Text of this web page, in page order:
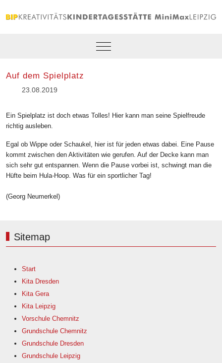
Mobile Menu Toggle
Auf dem Spielplatz
23.08.2019
Ein Spielplatz ist doch etwas Tolles! Hier kann man seine Spielfreude
richtig ausleben.
Egal ob Wippe oder Schaukel, hier ist für jeden etwas dabei. Eine Pause
kommt zwischen den Aktivitäten wie gerufen. Auf der Decke kann man
sich sehr gut entspannen. Wenn die Pause vorbei ist, schwingt man die
Hüfte beim Hula-Hoop. Was für ein sportlicher Tag!
(Georg Neumerkel)
Sitemap
Start
Kita Dresden
Kita Gera
Kita Leipzig
Vorschule Chemnitz
Grundschule Chemnitz
Grundschule Dresden
Grundschule Leipzig